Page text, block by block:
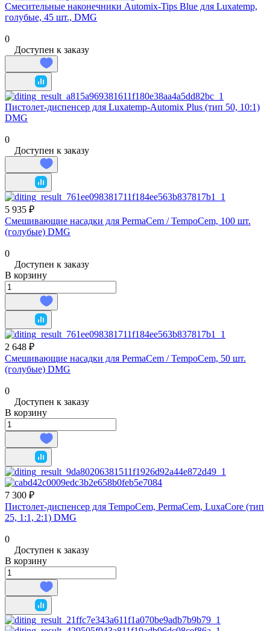
Смесительные наконечники Automix‑Tips Blue для Luxatemp,
голубые, 45 шт., DMG
0
Доступен к заказу
Пистолет-диспенсер для Luxatemp-Automix Plus (тип 50, 10:1)
DMG
0
Доступен к заказу
5 935 ₽
Смешивающие насадки для PermaCem / TempoCem, 100 шт.
(голубые) DMG
0
Доступен к заказу
В корзину
2 648 ₽
Смешивающие насадки для PermaCem / TempoCem, 50 шт.
(голубые) DMG
0
Доступен к заказу
В корзину
7 300 ₽
Пистолет-диспенсер для TempoCem, PermaCem, LuxaCore (тип
25, 1:1, 2:1) DMG
0
Доступен к заказу
В корзину